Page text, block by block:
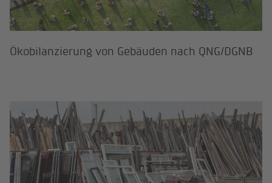
Ökobilanzierung von Gebäuden nach QNG/DGNB
Ressourcenschonendes Bauen